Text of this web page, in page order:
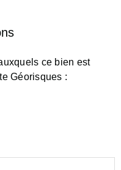
ce bien est
Géorisques :